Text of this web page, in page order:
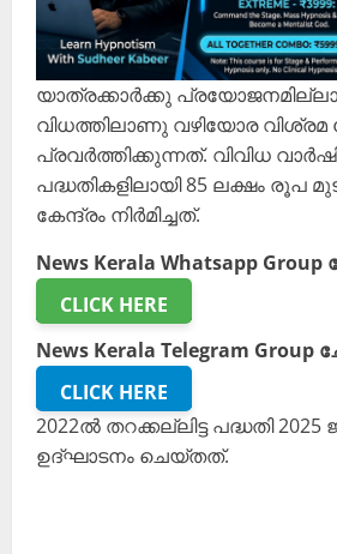
യാത്രക്കാർക്കു
വിധത്തിലാണു വഴിയോര വിശ്രമ
പ്രവർത്തിക്കുന്നത്. വിവിധ
പദ്ധതികളിലായി 85 ലക്ഷം രൂപ
കേന്ദ്രം നിർമിച്ചത്.
News Kerala Whatsapp Group
CLICK HERE
News Kerala Telegram Group
CLICK HERE
2022ൽ തറക്കല്ലിട്ട പദ്ധതി
ഉദ്ഘാടനം ചെയ്തത്.